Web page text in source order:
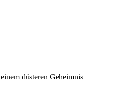
düsteren Geheimnis